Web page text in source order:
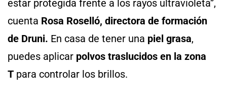
estar protegida frente a los rayos ultravioleta”,
cuenta Rosa Roselló, directora de formación
de Druni. En casa de tener una piel grasa,
puedes aplicar polvos traslucidos en la zona
T para controlar los brillos.